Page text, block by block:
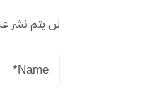
لن يتم نشر